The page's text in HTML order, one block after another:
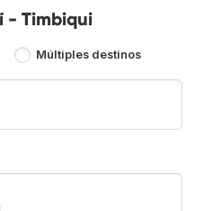
- Timbiqui
Múltiples destinos